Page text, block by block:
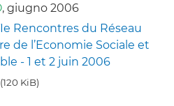
, giugno 2006
Rencontres du Réseau
de l’Economie Sociale et
- 1 et 2 juin 2006
(120 KiB)